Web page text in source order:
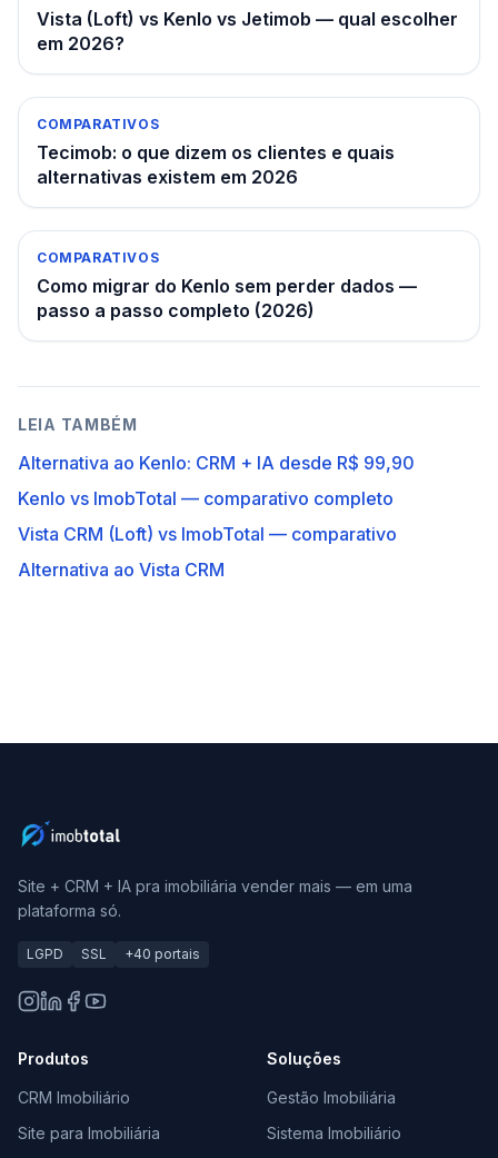
Vista (Loft) vs Kenlo vs Jetimob — qual escolher
em 2026?
COMPARATIVOS
Tecimob: o que dizem os clientes e quais
alternativas existem em 2026
COMPARATIVOS
Como migrar do Kenlo sem perder dados —
passo a passo completo (2026)
LEIA TAMBÉM
Alternativa ao Kenlo: CRM + IA desde R$ 99,90
Kenlo vs ImobTotal — comparativo completo
Vista CRM (Loft) vs ImobTotal — comparativo
Alternativa ao Vista CRM
Site + CRM + IA pra imobiliária vender mais — em uma
plataforma só.
LGPD SSL +40 portais
Produtos
CRM Imobiliário
Site para Imobiliária
Soluções
Gestão Imobiliária
Sistema Imobiliário